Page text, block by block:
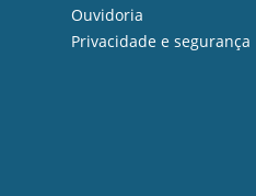
Ouvidoria
Privacidade e segurança